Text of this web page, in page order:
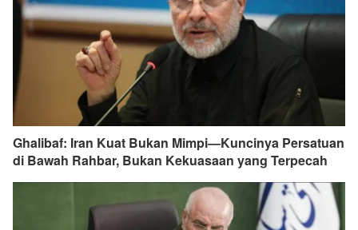
Ghalibaf: Iran Kuat Bukan Mimpi—Kuncinya Persatuan
di Bawah Rahbar, Bukan Kekuasaan yang Terpecah